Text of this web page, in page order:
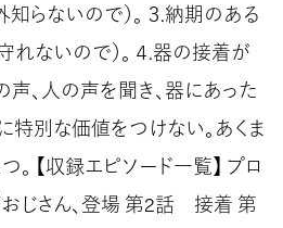
らないので）。 ３.納期のある
れないので）。 ４.器の接着が
声、人の声を聞き、器にあった
特別な価値をつけない。あくま
【収録エピソード一覧】 プロ
じさん、登場 第2話 接着 第